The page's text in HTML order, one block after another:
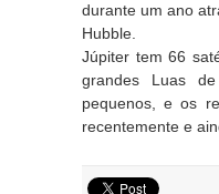
durante um ano
Hubble.
Júpiter tem 66
grandes Luas
pequenos, e os
recentemente e